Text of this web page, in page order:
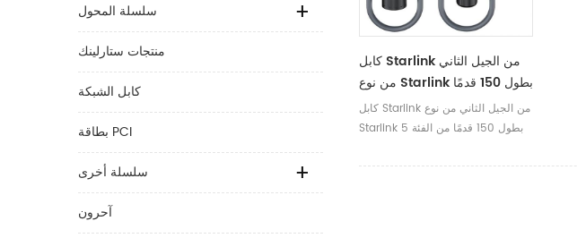
سلسلة المحول
منتجات ستارلينك
كابل الشبكة
بطاقة PCI
سلسلة أخرى
آحرون
كابل Starlink من الجيل الثاني
من نوع Starlink بطول 150 قدمًا
من الفئة 5 والفئة 6 كابل
Starlink إلى Ethernet
كابل Starlink من الجيل الثاني من نوع
Starlink بطول 150 قدمًا من الفئة 5